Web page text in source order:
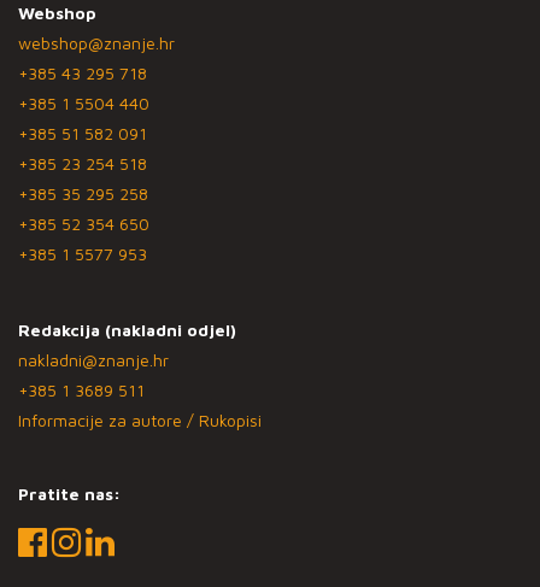
Webshop
webshop@znanje.hr
+385 43 295 718
+385 1 5504 440
+385 51 582 091
+385 23 254 518
+385 35 295 258
+385 52 354 650
+385 1 5577 953
Redakcija (nakladni odjel)
nakladni@znanje.hr
+385 1 3689 511
Informacije za autore / Rukopisi
Pratite nas: